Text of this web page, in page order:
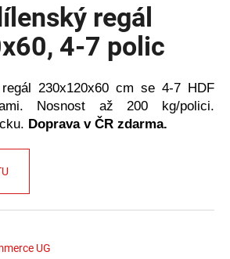
regál
4-7 polic
230x120x60 cm se 4-7 HDF
Nosnost až 200 kg/polici.
Doprava v ČR zdarma.
UG
A